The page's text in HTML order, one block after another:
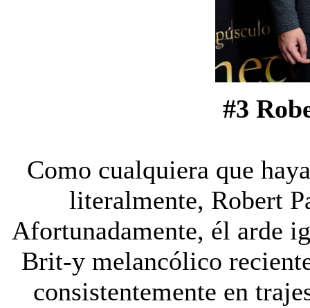
#3
Como cualquiera que
literalmente, Robert
Afortunadamente, él arde
Brit-y melancólico
consistentemente en